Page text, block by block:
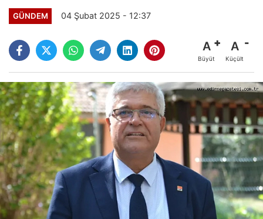
GÜNDEM 04 Şubat 2025 - 12:37
A
Büyüt
A
Küçült